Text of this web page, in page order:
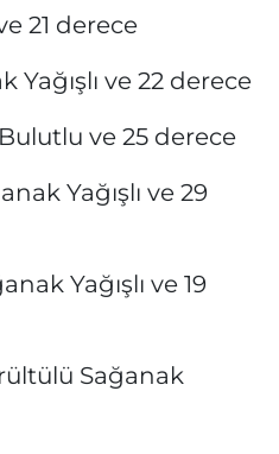
21 derece
Yağışlı ve 22 derece
ve 25 derece
Yağışlı ve 29
Yağışlı ve 19
Sağanak